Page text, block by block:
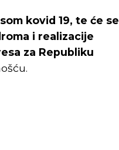
kovid 19, te će se
i realizacije
za Republiku